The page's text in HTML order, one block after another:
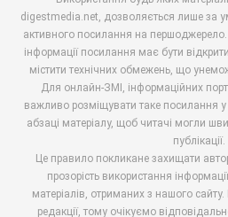
digestmedia.net, дозволяється лише за
активного посилання на першоджерело.
інформації посилання має бути
містити технічних обмежень, що
Для онлайн-ЗМІ, інформаційних
важливо розміщувати таке посилання
абзаці матеріалу, щоб читачі могли
публікації.
Це правило покликане захищати
прозорість використання
матеріалів, отриманих з нашого
редакції, тому очікуємо